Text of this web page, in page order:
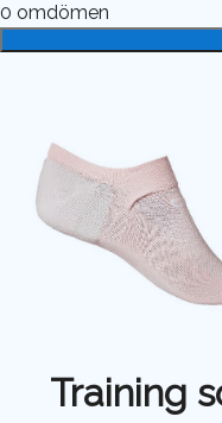
0 omdömen
Training